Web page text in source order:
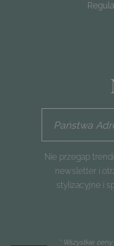
Państwa
Nie przegap
newsletter i
stylizacyjne i
* Wszystkie